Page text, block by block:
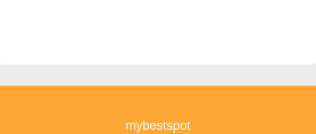
mybestspot